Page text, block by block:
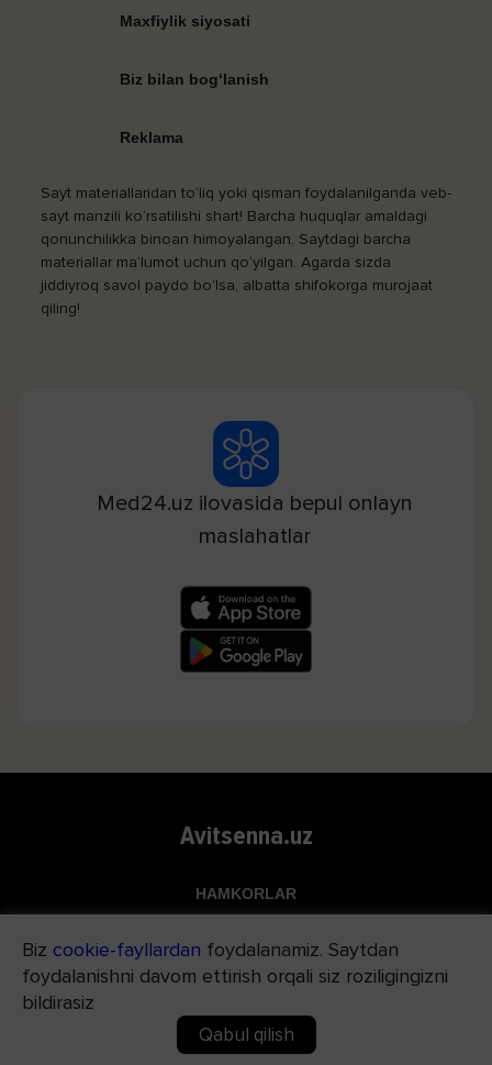
Maxfiylik siyosati
Biz bilan bog‘lanish
Reklama
Sayt materiallaridan to‘liq yoki qisman foydalanilganda veb-
sayt manzili ko‘rsatilishi shart! Barcha huquqlar amaldagi
qonunchilikka binoan himoyalangan. Saytdagi barcha
materiallar ma’lumot uchun qo‘yilgan. Agarda sizda
jiddiyroq savol paydo bo‘lsa, albatta shifokorga murojaat
qiling!
Med24.uz ilovasida bepul onlayn
maslahatlar
Avitsenna.uz
HAMKORLAR
Apteka.uz
Med24.uz
Biz cookie-fayllardan foydalanamiz. Saytdan
foydalanishni davom ettirish orqali siz roziligingizni
bildirasiz
Qabul qilish